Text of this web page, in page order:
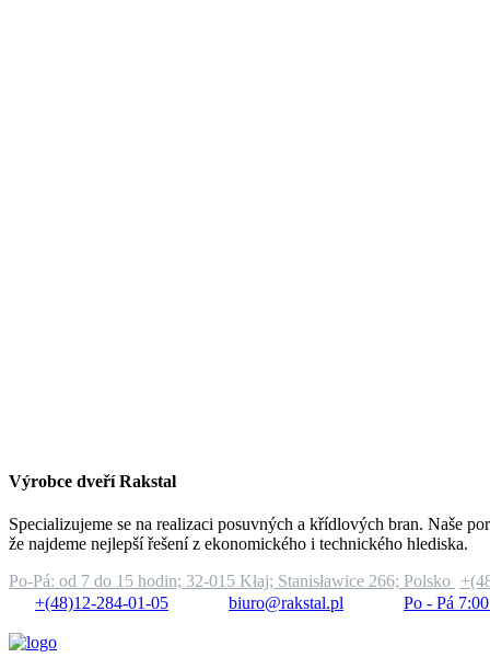
Výrobce dveří Rakstal
Specializujeme se na realizaci posuvných a křídlových bran. Naše
že najdeme nejlepší řešení z ekonomického i technického hlediska.
Po-Pá: od 7 do 15 hodin; 32-015 Kłaj; Stanisławice 266; Polsko
+(48)12-284-01-05
biuro@rakstal.pl Po - Pá